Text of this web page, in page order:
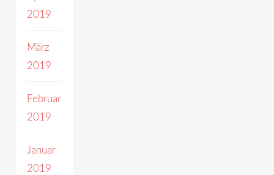
2019
März
2019
Februar
2019
Januar
2019